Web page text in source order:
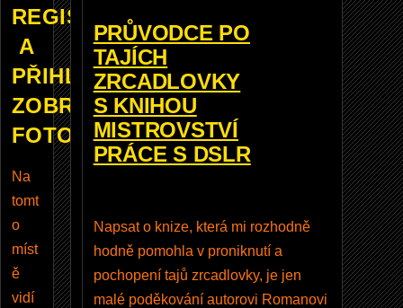
REGISTROVANÝM
A
PŘIHLÁŠENÝM
ZOBRAZUJE
FOTOBAZAR
Na
tomt
o
míst
ě
vidí
PRŮVODCE PO
TAJÍCH
ZRCADLOVKY
S KNIHOU
MISTROVSTVÍ
PRÁCE S DSLR
Napsat o knize, která mi rozhodně
hodně pomohla v proniknutí a
pochopení tajů zrcadlovky, je jen
malé poděkování autorovi Romanovi
NEJSTE
PŘIHLÁŠENI
Kdy
ž se
zare
ujet
násl
edn